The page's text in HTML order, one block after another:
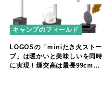
キャンプのフィールド
LOGOSの「miniたき火ストー
ブ」は暖かいと美味しいを同時
に実現！煙突高は最長99cm！